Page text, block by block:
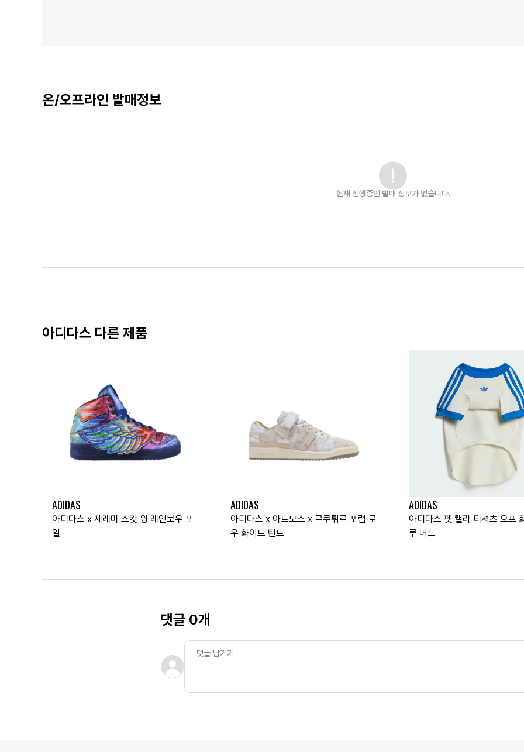
온/오프라인 발매정보
현재 진행중인 발매 정보가 없습니다.
아디다스 다른 제품
ADIDAS
아디다스 x 제레미 스캇 윙 레인보우 포
일
ADIDAS
아디다스 x 아트모스 x 르쿠튀르 포럼 로
우 화이트 틴트
ADIDAS
아디다스 펫 캘리 티셔츠 오프
루 버드
댓글 0개